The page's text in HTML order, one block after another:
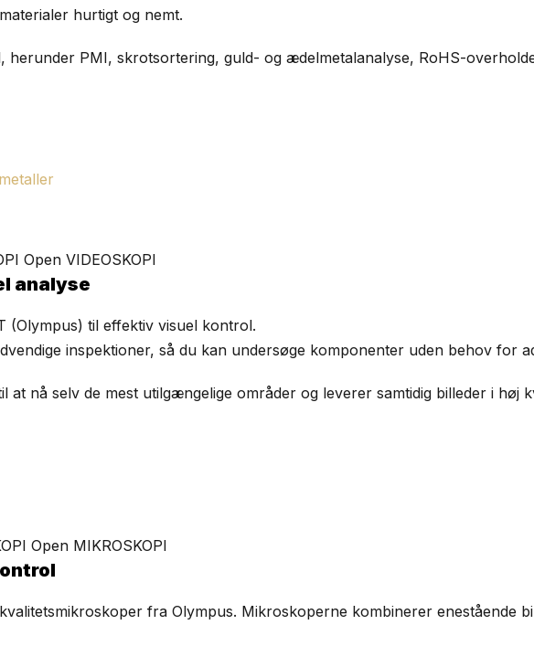
hurtigt og nemt.
herunder PMI, skrotsortering, guld- og ædelmetalanalyse, RoHS-
Open VIDEOSKOPI
analyse
(Olympus) til effektiv visuel kontrol.
inspektioner, så du kan undersøge komponenter uden behov for
at nå selv de mest utilgængelige områder og leverer samtidig billeder i høj
Open MIKROSKOPI
fra Olympus. Mikroskoperne kombinerer enestående